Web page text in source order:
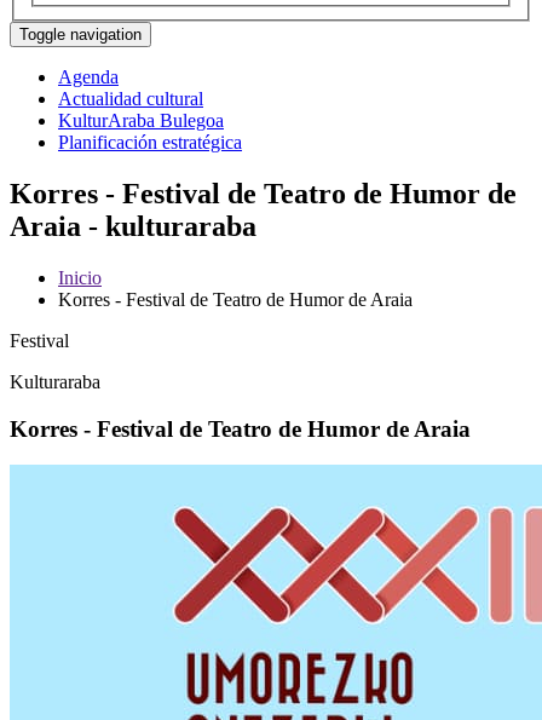
Toggle navigation
Agenda
Actualidad cultural
KulturAraba Bulegoa
Planificación estratégica
Korres - Festival de Teatro de Humor de
Araia - kulturaraba
Inicio
Korres - Festival de Teatro de Humor de Araia
Festival
Kulturaraba
Korres - Festival de Teatro de Humor de Araia